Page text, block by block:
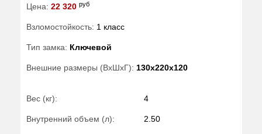
Цена: 22 320 руб
Взломостойкость: 1 класс
Тип замка: Ключевой
Внешние размеры (ВхШхГ): 130x220x120
Вес (кг): 4
Внутренний объем (л): 2.50